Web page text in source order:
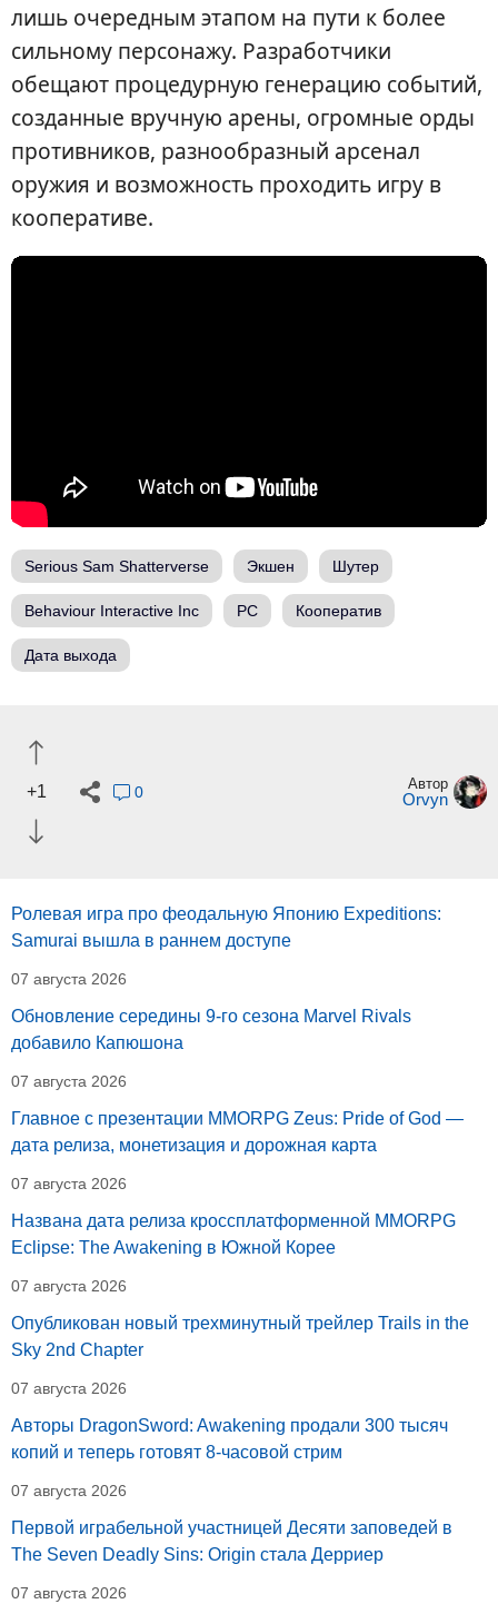
лишь очередным этапом на пути к более
сильному персонажу. Разработчики
обещают процедурную генерацию событий,
созданные вручную арены, огромные орды
противников, разнообразный арсенал
оружия и возможность проходить игру в
кооперативе.
Serious Sam Shatterverse Экшен Шутер
Behaviour Interactive Inc PC Кооператив
Дата выхода
+1 0 Автор
Orvyn
Ролевая игра про феодальную Японию Expeditions:
Samurai вышла в раннем доступе
07 августа 2026
Обновление середины 9-го сезона Marvel Rivals
добавило Капюшона
07 августа 2026
Главное с презентации MMORPG Zeus: Pride of God —
дата релиза, монетизация и дорожная карта
07 августа 2026
Названа дата релиза кроссплатформенной MMORPG
Eclipse: The Awakening в Южной Корее
07 августа 2026
Опубликован новый трехминутный трейлер Trails in the
Sky 2nd Chapter
07 августа 2026
Авторы DragonSword: Awakening продали 300 тысяч
копий и теперь готовят 8-часовой стрим
07 августа 2026
Первой играбельной участницей Десяти заповедей в
The Seven Deadly Sins: Origin стала Дерриер
07 августа 2026